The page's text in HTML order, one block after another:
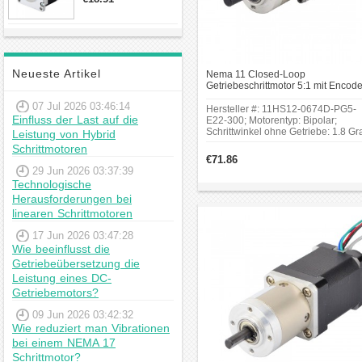
Neueste Artikel
07 Jul 2026 03:46:14
Einfluss der Last auf die
Leistung von Hybrid
Schrittmotoren
29 Jun 2026 03:37:39
Technologische
Herausforderungen bei
linearen Schrittmotoren
17 Jun 2026 03:47:28
Wie beeinflusst die
Getriebeübersetzung die
Leistung eines DC-
Getriebemotors?
09 Jun 2026 03:42:32
Wie reduziert man Vibrationen
bei einem NEMA 17
Schrittmotor?
Berücksichtigen Sie
geeigneten Antrieb
Bauform und Installation: Die
physische Größe und die Art
ebenfalls wichtige Kriterien.
Anwendung und den
Überprüfen Sie, ob er für die
Betriebsbedingungen
geeignet ist, wie zum
Beispiel Temperatur,
Feuchtigkeit oder Staub.
Einige Modelle sind speziell
für industrielle oder raue
Nema 11 Closed-Loop
Getriebeschrittmotor 5:1 mit
Getriebeschrittmotor
Hersteller #: 11HS12-0674D-PG5-
E22-300; Motorentyp: Bipolar;
Schrittwinkel ohne Getriebe: 1.8
0.07Nm(9.91oz.in);Getriebetyp:
Planeten;Länge des Getriebes:
5.18;Schaftdurchmesser:
€71.86